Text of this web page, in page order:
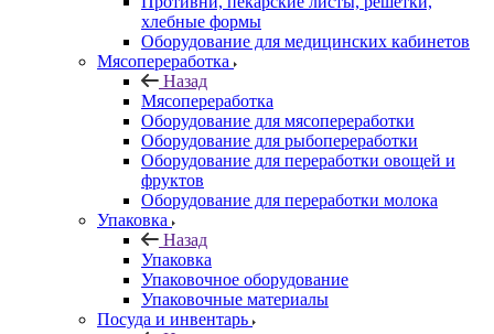
хлебные формы
Оборудование для медицинских кабинетов
Мясопереработка
Назад
Мясопереработка
Оборудование для мясопереработки
Оборудование для рыбопереработки
Оборудование для переработки овощей и
фруктов
Оборудование для переработки молока
Упаковка
Назад
Упаковка
Упаковочное оборудование
Упаковочные материалы
Посуда и инвентарь